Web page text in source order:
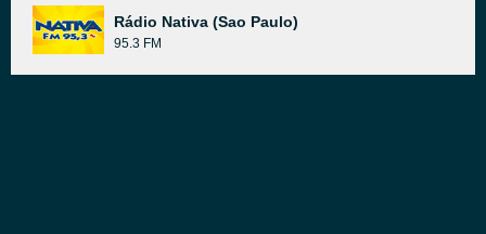
Rádio Nativa (Sao Paulo)
95.3 FM